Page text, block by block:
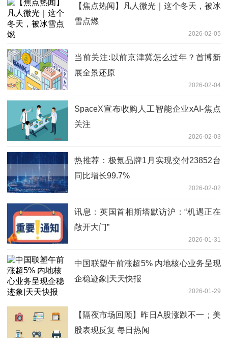
【焦点热闻】凡人微光｜这个冬天，被冰
雪点燃
2026-02-05
当前关注:以前京津冀怎么过年？首博新
展全景还原
2026-02-04
SpaceX宣布收购人工智能企业xAI-焦点
关注
2026-02-03
热推荐：极氪品牌1月实现交付23852台
同比增长99.7%
2026-02-02
讯息：英国首相斯塔默访沪：“机遇正在
敞开大门”
2026-01-31
中国联塑午前涨超5% 内地核心业务呈现
企稳迹象|天天快报
2026-01-29
【隔夜市场回顾】昨日A股涨跌不一；美
股表现反复 每日热闻